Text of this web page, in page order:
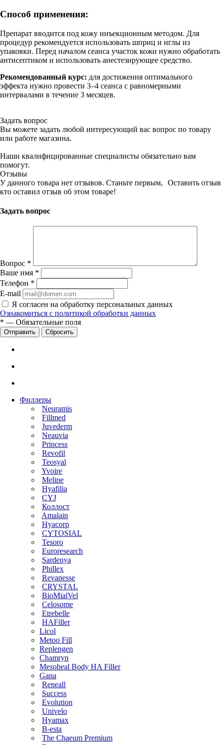
Способ применения:
Препарат вводится под кожу инъекционным методом. Для
процедур рекомендуется использовать шприц и иглы из
упаковки. Перед началом сеанса участок кожи нужно обработать
антисептиком и использовать анестезирующее средство.
Рекомендованный курс: для достижения оптимального
эффекта нужно провести 3–4 сеанса с равномерными
интервалами в течение 3 месяцев.
Задать вопрос
Вы можете задать любой интересующий вас вопрос по товару
или работе магазина.
Наши квалифицированные специалисты обязательно вам
помогут.
Отзывы
Оставить отзыв
У данного товара нет отзывов. Станьте первым,
кто оставил отзыв об этом товаре!
Задать вопрос
Вопрос *
Ваше имя *
Телефон *
E-mail
Я согласен на обработку персональных данных
Ознакомиться с политикой обработки данных
* — Обязательные поля
Сбросить
Филлеры
Neuramis
Fillmed
Juvederm
Neauvia
Princess
Revofil
Teosyal
Yvoire
Meline
Hyafilia
CYJ
Коллост
Amalain
Hyacorp
CYTOSIAL
Tesoro
Euroresearch
Sardenya
Phillex
Revanesse
CRYSTAL
BioMialVel
Celosome
Etrebelle
HAFiller
Licol
Metoo Fill
Replengen
Chamryn
Mesoheal Body HA Filler
Gana
Reneall
Success
Evolution
Univelo
Hyamax
B-esta
The Chaeum Premium